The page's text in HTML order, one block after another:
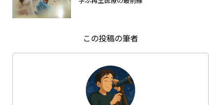
この投稿の筆者